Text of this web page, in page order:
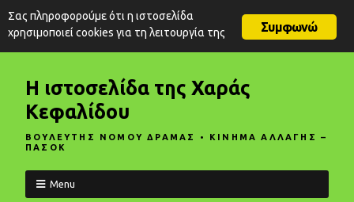
Η ιστοσελίδα της Χαράς
Κεφαλίδου
ΒΟΥΛΕΥΤΗΣ ΝΟΜΟΥ ΔΡΑΜΑΣ • ΚΙΝΗΜΑ ΑΛΛΑΓΗΣ –
ΠΑΣΟΚ
Menu
Συμφωνώ
Σας πληροφορούμε ότι η ιστοσελίδα
χρησιμοποιεί cookies για τη λειτουργία της